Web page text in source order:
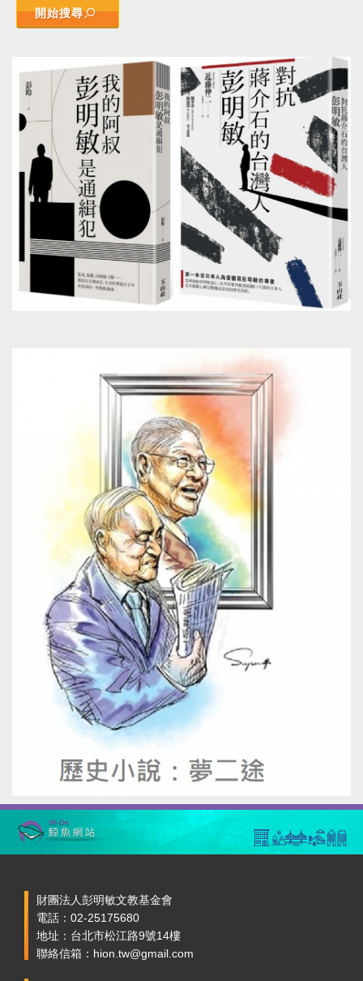
開始搜尋
財團法人彭明敏文教基金會
電話：02-25175680
地址：台北市松江路9號14樓
聯絡信箱：hion.tw@gmail.com